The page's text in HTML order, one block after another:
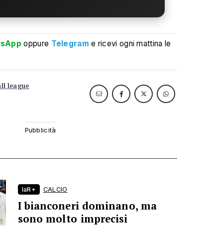
oppure Telegram e ricevi ogni mattina le
league
laR+ CALCIO
I bianconeri dominano, ma
sono molto imprecisi